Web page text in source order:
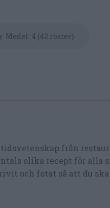
Medel: 4 (42 röster)
från
olika recept för alla
och fotat så att du